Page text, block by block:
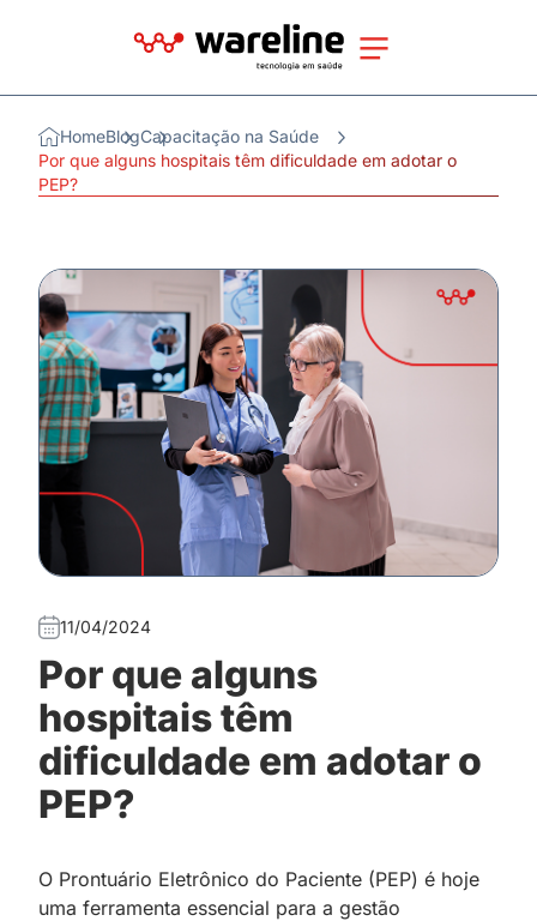
HomeBlogCapacitação na Saúde
Por que alguns hospitais têm dificuldade em adotar o
PEP?
11/04/2024
Por que alguns
hospitais têm
dificuldade em adotar o
PEP?
O Prontuário Eletrônico do Paciente (PEP) é hoje
uma ferramenta essencial para a gestão